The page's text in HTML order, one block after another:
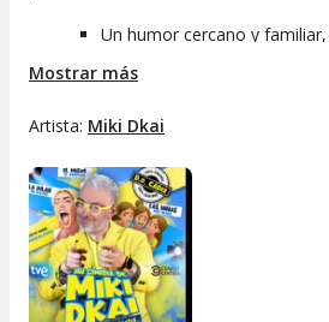
Un humor cercano y
Historias reales, contadas
de la Comedia.
El mejor ambiente en el
espectáculo para salir con la
Si buscas espectáculos y actividades
no dejes pasar la oportunidad de vivir
y familiar deMiki Dkai.
buen chute de energía positiva y
Mostrar más
Artista: Miki Dkai